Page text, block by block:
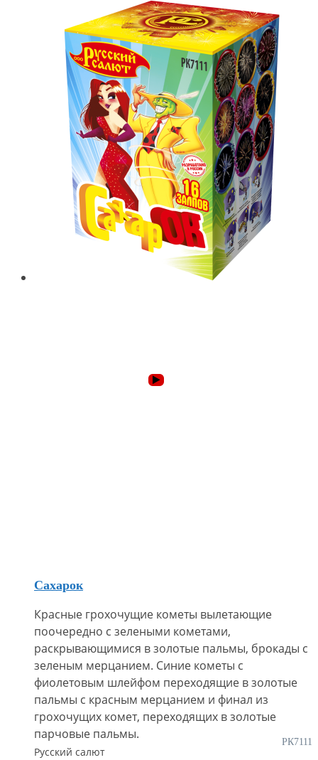
Сахарок
Красные грохочущие кометы вылетающие
поочередно с зелеными кометами,
раскрывающимися в золотые пальмы, брокады с
зеленым мерцанием. Синие кометы с
фиолетовым шлейфом переходящие в золотые
пальмы с красным мерцанием и финал из
грохочущих комет, переходящих в золотые
парчовые пальмы.
РК7111
Русский салют